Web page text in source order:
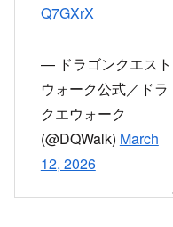
Q7GXrX
— ドラゴンクエスト
ウォーク公式／ドラ
クエウォーク
(@DQWalk) March
12, 2026